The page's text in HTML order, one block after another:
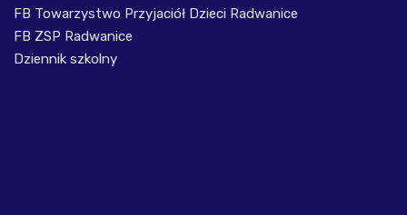
FB Towarzystwo Przyjaciół Dzieci Radwanice
FB ZSP Radwanice
Dziennik szkolny